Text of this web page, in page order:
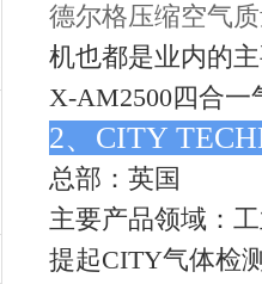
德尔格压缩空气
机也都是业内的
X-AM2500四合一
2、CITY
总部：英国
主要产品领域：
提起CITY气体检